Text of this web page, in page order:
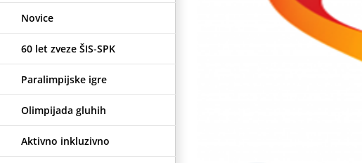
Novice
60 let zveze ŠIS-SPK
Paralimpijske igre
Olimpijada gluhih
Aktivno inkluzivno